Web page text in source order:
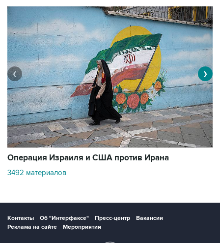
Операция Израиля и США против Ирана
3492 материалов
❮ ❯
Контакты Об "Интерфаксе" Пресс-центр
Вакансии
Реклама на сайте
Мероприятия